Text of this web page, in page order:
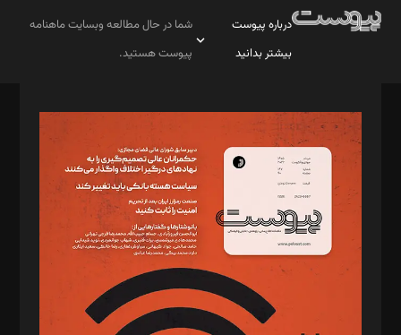
درباره پیوست
بیشتر بدانید
شما در حال مطالعه وبسایت ماهنامه
پیوست هستید.
مدیر مسئول: محمدباقر اثنی‌عشری
سردبیر: مهرک محمودی
دبیر تحریریه: میثم قاسمی
د‌بیر ناداستان: سمانه سمیع
د‌بیر خدمت و تجارت: ابوالفضل رجبی
د‌بیر حقوق فناوری: حسام‌الدین ایپکچی
د‌بیر پیوست جهان: مینا پاکدل
د‌بیر تحریریه آنلاین: بابک نقاش
تحریریه‌: مجتبی محمود‌ی، آرش برهمند، یسنا امان‌پور، سروش کرمیان،